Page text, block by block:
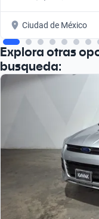
Ciudad de México
Explora otras
busqueda: